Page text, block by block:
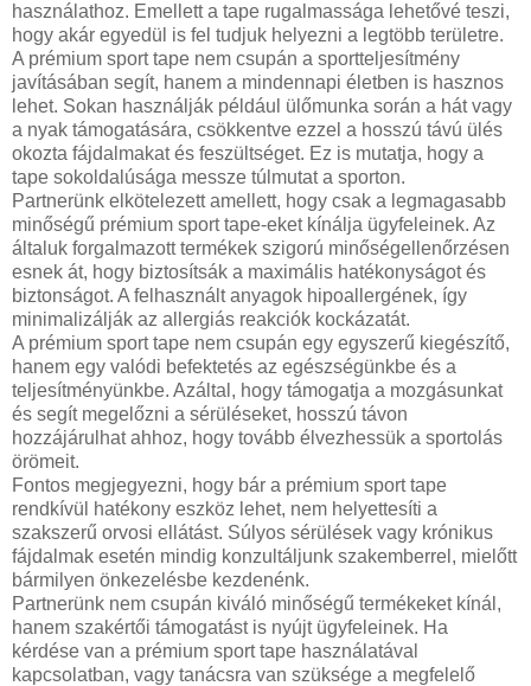
használathoz. Emellett a tape rugalmassága lehetővé teszi,
hogy akár egyedül is fel tudjuk helyezni a legtöbb területre.
A prémium sport tape nem csupán a sportteljesítmény
javításában segít, hanem a mindennapi életben is hasznos
lehet. Sokan használják például ülőmunka során a hát vagy
a nyak támogatására, csökkentve ezzel a hosszú távú ülés
okozta fájdalmakat és feszültséget. Ez is mutatja, hogy a
tape sokoldalúsága messze túlmutat a sporton.
Partnerünk elkötelezett amellett, hogy csak a legmagasabb
minőségű prémium sport tape-eket kínálja ügyfeleinek. Az
általuk forgalmazott termékek szigorú minőségellenőrzésen
esnek át, hogy biztosítsák a maximális hatékonyságot és
biztonságot. A felhasznált anyagok hipoallergének, így
minimalizálják az allergiás reakciók kockázatát.
A prémium sport tape nem csupán egy egyszerű kiegészítő,
hanem egy valódi befektetés az egészségünkbe és a
teljesítményünkbe. Azáltal, hogy támogatja a mozgásunkat
és segít megelőzni a sérüléseket, hosszú távon
hozzájárulhat ahhoz, hogy tovább élvezhessük a sportolás
örömeit.
Fontos megjegyezni, hogy bár a prémium sport tape
rendkívül hatékony eszköz lehet, nem helyettesíti a
szakszerű orvosi ellátást. Súlyos sérülések vagy krónikus
fájdalmak esetén mindig konzultáljunk szakemberrel, mielőtt
bármilyen önkezelésbe kezdenénk.
Partnerünk nem csupán kiváló minőségű termékeket kínál,
hanem szakértői támogatást is nyújt ügyfeleinek. Ha
kérdése van a prémium sport tape használatával
kapcsolatban, vagy tanácsra van szüksége a megfelelő